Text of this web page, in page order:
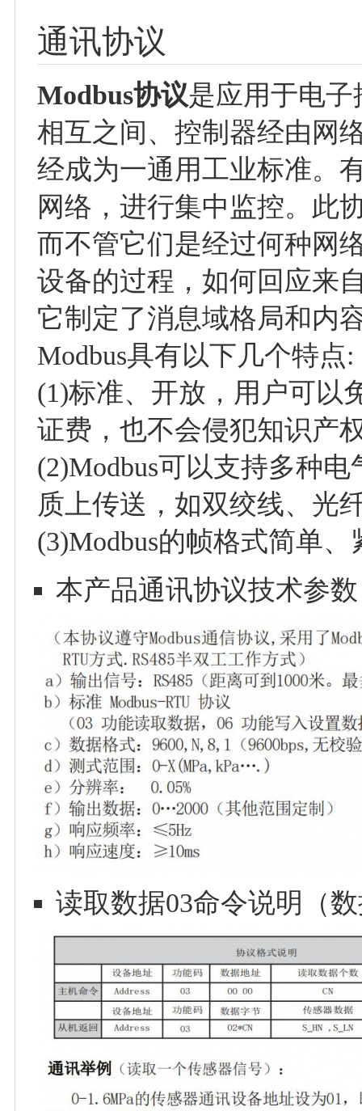
通讯协议
Modbus协议是应用于电
相互之间、控制器经由网
经成为一通用工业标准。
网络，进行集中监控。此
而不管它们是经过何种网
设备的过程，如何回应来
它制定了消息域格局和内
Modbus具有以下几个特点:
(1)标准、开放，用户可以
证费，也不会侵犯知识产
(2)Modbus可以支持多种
质上传送，如双绞线、光
(3)Modbus的帧格式简单
本产品通讯协议技术参
读取数据03命令说明（